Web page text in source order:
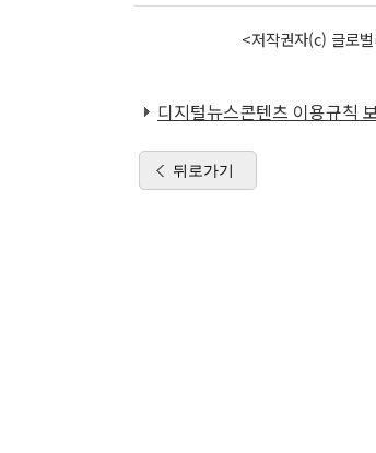
<저작권자(c) 글로
디지털뉴스콘텐츠 이용규칙
뒤로가기